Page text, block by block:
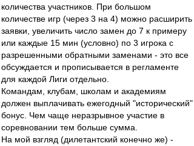
количества участников. При большом
количестве игр (через 3 на 4) можно расширить
заявки, увеличить число замен до 7 к примеру
или каждые 15 мин (условно) по 3 игрока с
разрешенными обратными заменами - это все
обсуждается и прописывается в регламенте
для каждой Лиги отдельно.
Командам, клубам, школам и академиям
должен выплачивать ежегодный "исторический"
бонус. Чем чаще неразрывное участие в
соревновании тем больше сумма.
На мой взгляд (дилетантский конечно же) -